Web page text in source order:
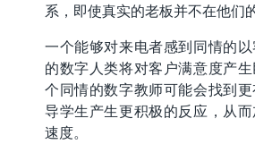
系，即使真实的老板并不在他们
一个能够对来电者感到同情的
的数字人类将对客户满意度产
个同情的数字教师可能会找到
导学生产生更积极的反应，从
速度。